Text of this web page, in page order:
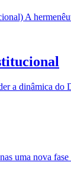
A
a dinâmica
uma nova